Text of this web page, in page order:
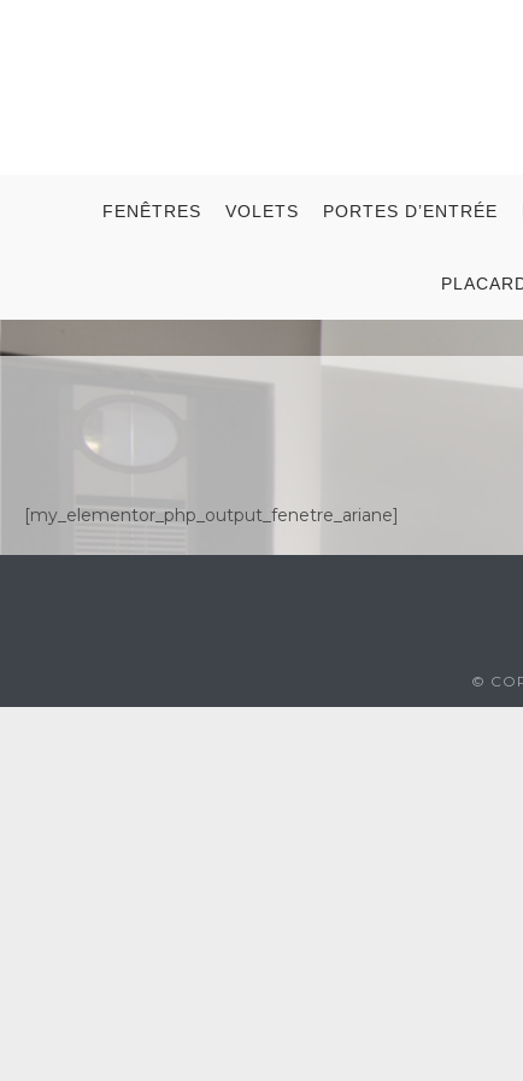
FENÊTRES VOLETS PORTES D’ENTRÉE
[my_elementor_php_output_fenetre_ariane]
©